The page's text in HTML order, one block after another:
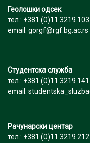
Геолошки одсек
тел.: +381 (0)11 3219 103
email: gorgf@rgf.bg.ac.rs
Студентска служба
тел.: +381 (0)11 3219 141
email:
Рачунарски центар
тел.: +381 (0)11 3219 212